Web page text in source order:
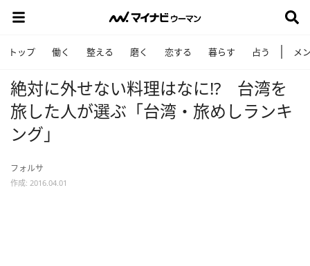
トップ 働く 整える 磨く 恋する 暮らす 占う メ
絶対に外せない料理はなに!? 台湾を
旅した人が選ぶ「台湾・旅めしランキ
ング」
フォルサ
作成: 2016.04.01